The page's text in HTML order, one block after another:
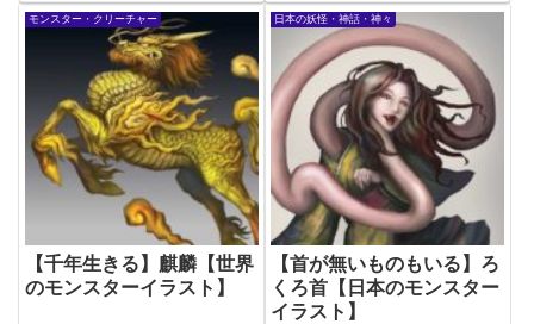
モンスター・クリーチャー
【千年生きる】麒麟【世界
のモンスターイラスト】
日本の妖怪・神話・神々
【首が無いものもいる】ろ
くろ首【日本のモンスター
イラスト】